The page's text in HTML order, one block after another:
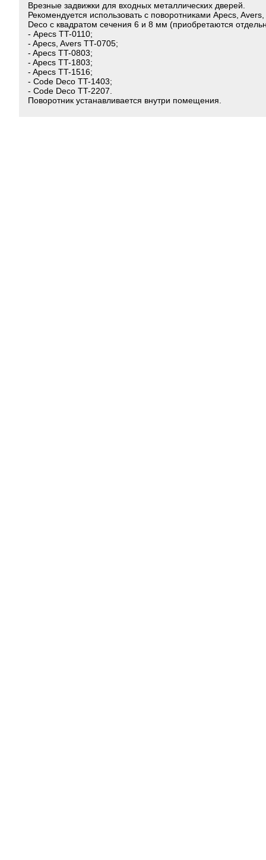
Врезные задвижки для входных металлических дверей.
Рекомендуется использовать с поворотниками Apecs,
Deco с квадратом сечения 6 и 8 мм (приобретаются
- Apecs TT-0110;
- Apecs, Avers TT-0705;
- Apecs TT-0803;
- Apecs TT-1803;
- Apecs TT-1516;
- Code Deco TT-1403;
- Code Deco TT-2207.
Поворотник устанавливается внутри помещения.